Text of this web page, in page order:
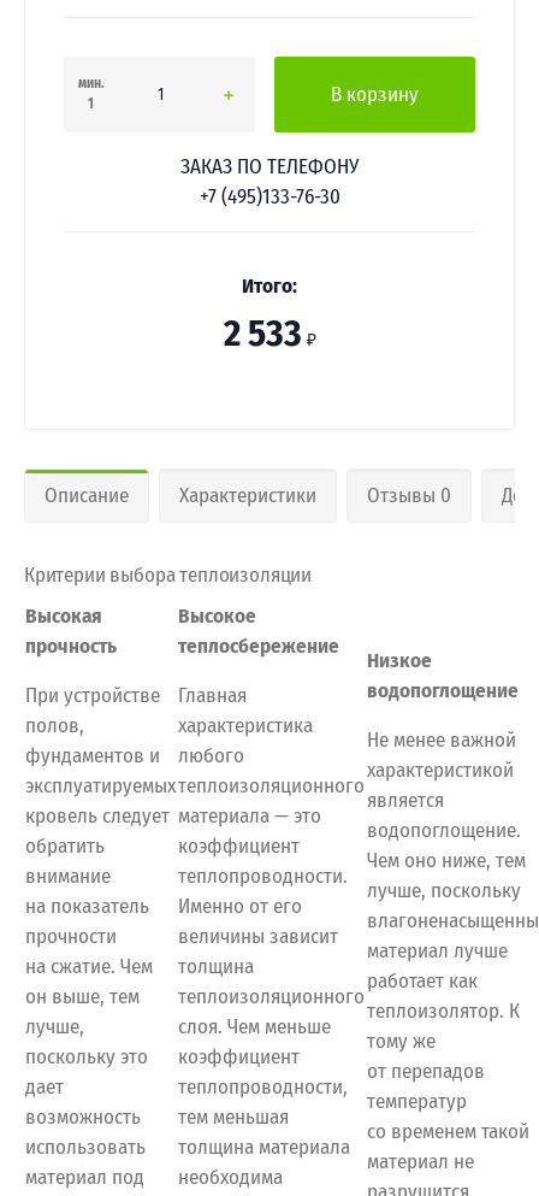
мин.
1
В корзину
ЗАКАЗ ПО ТЕЛЕФОНУ
+7 (495)133-76-30
Итого:
2 533 ₽
Описание Характеристики Отзывы 0
Критерии выбора теплоизоляции
Высокая
прочность
При устройстве
полов,
фундаментов и
эксплуатируемых
кровель следует
обратить
внимание
на показатель
прочности
на сжатие. Чем
он выше, тем
лучше,
поскольку это
дает
возможность
использовать
материал под
Высокое
теплосбережение
Главная
характеристика
любого
теплоизоляционного
материала — это
коэффициент
теплопроводности.
Именно от его
величины зависит
толщина
теплоизоляционного
слоя. Чем меньше
коэффициент
теплопроводности,
тем меньшая
толщина материала
необходима
Низкое
водопоглощение
Не менее важной
характеристикой
является
водопоглощение.
Чем оно ниже, тем
лучше, поскольку
материал лучше
работает как
теплоизолятор. К
тому же
от перепадов
температур
со временем такой
материал не